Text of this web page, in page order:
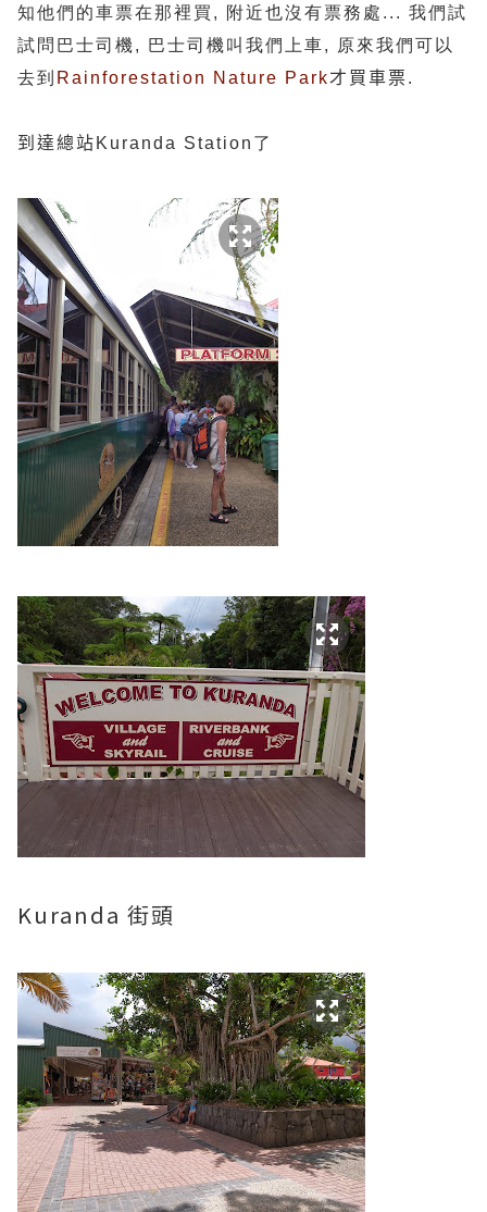
知他們的車票在那裡買, 附近也沒有票務處... 我們試
試問巴士司機, 巴士司機叫我們上車, 原來我們可以
去到 Rainforestation Nature Park才買車票.
到達總站 Kuranda Station了
Kuranda 街頭